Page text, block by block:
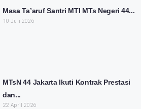
Masa Ta’aruf Santri MTI MTs Negeri 44...
10 Juli 2026
MTsN 44 Jakarta Ikuti Kontrak Prestasi
dan...
22 April 2026